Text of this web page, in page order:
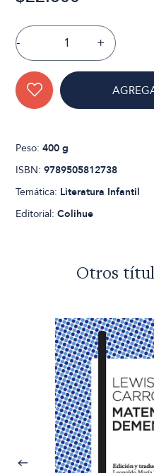
- +
Peso:400 g
ISBN:9789505812738
Temática: Literatura Infantil
Editorial:Colihue
Otros